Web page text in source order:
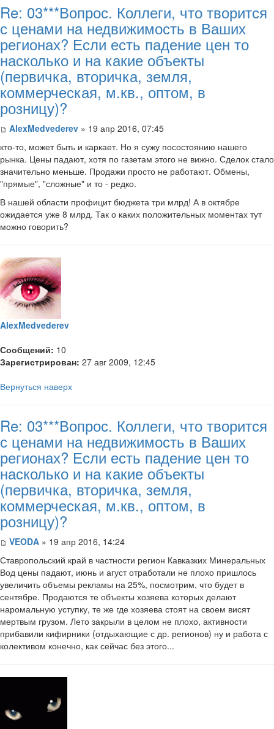
Re: 03***Вопрос. Коллеги, что творится
с ценами на недвижимость в Ваших
регионах? Если есть падение цен то
насколько и на какие объекты
(первичка, вторичка, земля,
коммерческая, м.кв., оптом, в
розницу)?
AlexMedvederev » 19 апр 2016, 07:45
кто-то, может быть и каркает. Но я сужу посостоянию нашего
рынка. Цены падают, хотя по газетам этого не вижно. Сделок стало
значительно меньше. Продажи просто не работают. Обмены,
"прямые", "сложные" и то - редко.
В нашей области профицит бюджета три млрд! А в октябре
ожидается уже 8 млрд. Так о каких положительных моментах тут
можно говорить?
AlexMedvederev
Сообщений: 10
Зарегистрирован: 27 авг 2009, 12:45
Вернуться наверх
Re: 03***Вопрос. Коллеги, что творится
с ценами на недвижимость в Ваших
регионах? Если есть падение цен то
насколько и на какие объекты
(первичка, вторичка, земля,
коммерческая, м.кв., оптом, в
розницу)?
VEODA » 19 апр 2016, 14:24
Ставропольский край в частности регион Кавказких Минеральных
Вод цены падают, июнь и агуст отработали не плохо пришлось
увеличить объемы рекламы на 25%, посмотрим, что будет в
сентябре. Продаются те объекты хозяева которых делают
наромальную уступку, те же где хозяева стоят на своем висят
мертвым грузом. Лето закрыли в целом не плохо, активности
прибавили кифирники (отдыхающие с др. регионов) ну и работа с
колективом конечно, как сейчас без этого...